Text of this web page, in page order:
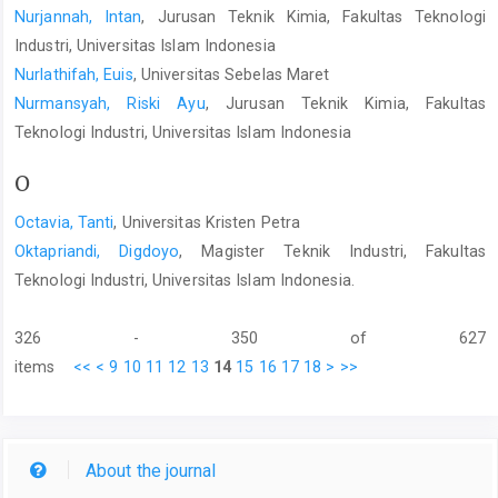
Nurjannah, Intan, Jurusan Teknik Kimia, Fakultas Teknologi
Industri, Universitas Islam Indonesia
Nurlathifah, Euis, Universitas Sebelas Maret
Nurmansyah, Riski Ayu, Jurusan Teknik Kimia, Fakultas
Teknologi Industri, Universitas Islam Indonesia
O
Octavia, Tanti, Universitas Kristen Petra
Oktapriandi, Digdoyo, Magister Teknik Industri, Fakultas
Teknologi Industri, Universitas Islam Indonesia.
326 - 350 of 627
items << < 9 10 11 12 13 14 15 16 17 18 > >>
About the journal